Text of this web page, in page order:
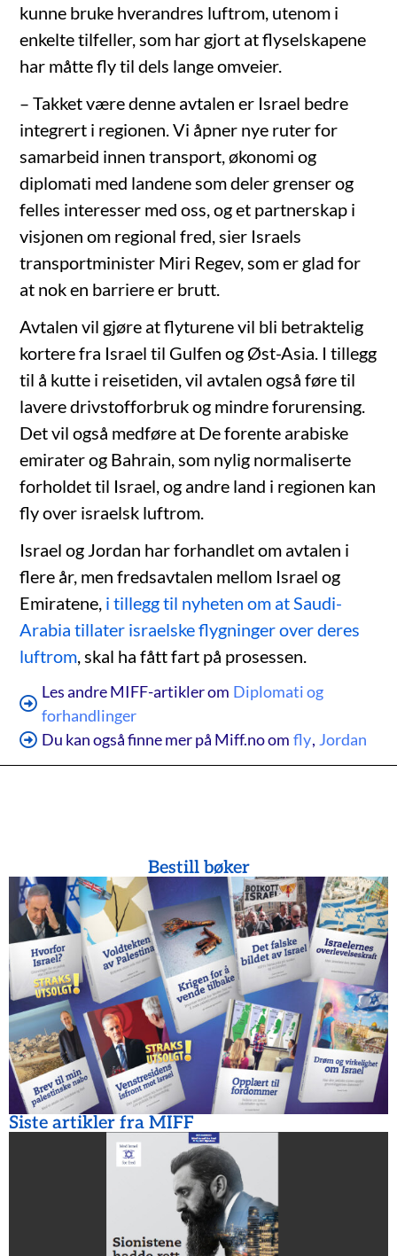
kunne bruke hverandres luftrom, utenom i
enkelte tilfeller, som har gjort at flyselskapene
har måtte fly til dels lange omveier.
– Takket være denne avtalen er Israel bedre
integrert i regionen. Vi åpner nye ruter for
samarbeid innen transport, økonomi og
diplomati med landene som deler grenser og
felles interesser med oss, og et partnerskap i
visjonen om regional fred, sier Israels
transportminister Miri Regev, som er glad for
at nok en barriere er brutt.
Avtalen vil gjøre at flyturene vil bli betraktelig
kortere fra Israel til Gulfen og Øst-Asia. I tillegg
til å kutte i reisetiden, vil avtalen også føre til
lavere drivstofforbruk og mindre forurensing.
Det vil også medføre at De forente arabiske
emirater og Bahrain, som nylig normaliserte
forholdet til Israel, og andre land i regionen kan
fly over israelsk luftrom.
Israel og Jordan har forhandlet om avtalen i
flere år, men fredsavtalen mellom Israel og
Emiratene, i tillegg til nyheten om at Saudi-
Arabia tillater israelske flygninger over deres
luftrom, skal ha fått fart på prosessen.
Les andre MIFF-artikler om Diplomati og
forhandlinger
Du kan også finne mer på Miff.no om fly, Jordan
Bestill bøker
Siste artikler fra MIFF